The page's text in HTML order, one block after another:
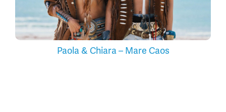
Paola & Chiara – Mare Caos